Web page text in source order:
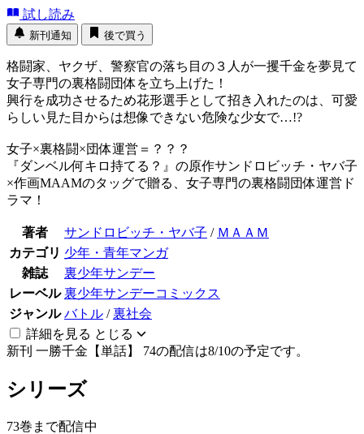
試し読み
新刊通知 後で買う
格闘家、ヤクザ、警察官の落ち目の３人が一攫千金を夢見て
女子専門の裏格闘団体を立ち上げた！
興行を成功させるため花形選手として招き入れたのは、可愛
らしい見た目からは想像できない危険な少女で…!?
女子×裏格闘×団体運営＝？？？
『ダンベル何キロ持てる？』の原作サンドロビッチ・ヤバ子
×作画MAAMのタッグで贈る、女子専門の裏格闘団体運営ド
ラマ！
著者 サンドロビッチ・ヤバ子 / ＭＡＡＭ
カテゴリ 少年・青年マンガ
雑誌
裏少年サンデー
レーベル 裏少年サンデーコミックス
ジャンル バトル /裏社会
詳細を見る とじる
新刊 一勝千金【単話】 74の配信は8/10の予定です。
シリーズ
73巻まで配信中